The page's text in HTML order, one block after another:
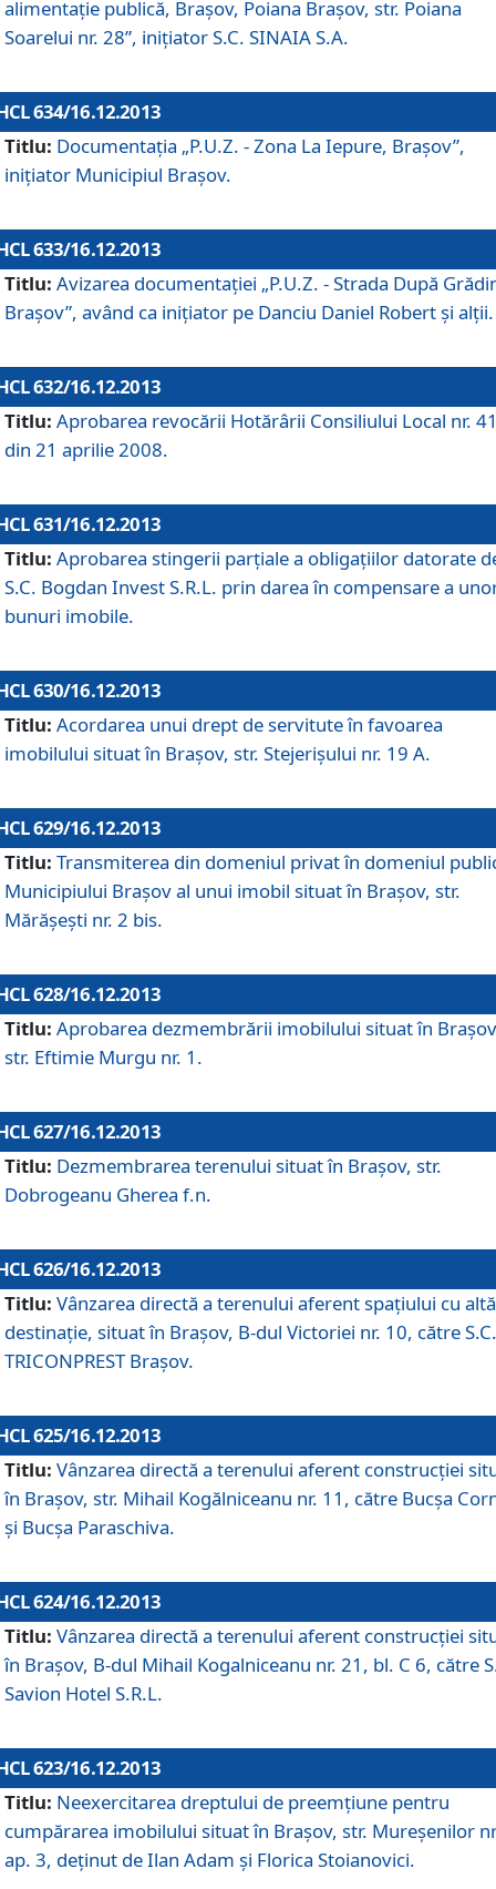
alimentaţie publică, Braşov, Poiana Braşov, str. Poiana
Soarelui nr. 28”, iniţiator S.C. SINAIA S.A.
634/16.12.2013
Titlu: Documentaţia „P.U.Z. - Zona La Iepure, Braşov”,
iniţiator Municipiul Braşov.
633/16.12.2013
Titlu: Avizarea documentaţiei „P.U.Z. - Strada După
Braşov”, având ca iniţiator pe Danciu Daniel Robert şi alţii.
632/16.12.2013
Titlu: Aprobarea revocării Hotărârii Consiliului Local nr.
din 21 aprilie 2008.
631/16.12.2013
Titlu: Aprobarea stingerii parţiale a obligaţiilor datorate
S.C. Bogdan Invest S.R.L. prin darea în compensare a
bunuri imobile.
630/16.12.2013
Titlu: Acordarea unui drept de servitute în favoarea
imobilului situat în Braşov, str. Stejerişului nr. 19 A.
629/16.12.2013
Titlu: Transmiterea din domeniul privat în domeniul
Municipiului Braşov al unui imobil situat în Braşov, str.
Mărăşeşti nr. 2 bis.
628/16.12.2013
Titlu: Aprobarea dezmembrării imobilului situat în
str. Eftimie Murgu nr. 1.
627/16.12.2013
Titlu: Dezmembrarea terenului situat în Braşov, str.
Dobrogeanu Gherea f.n.
626/16.12.2013
Titlu: Vânzarea directă a terenului aferent spaţiului cu altă
destinaţie, situat în Braşov, B-dul Victoriei nr. 10, către S.C.
TRICONPREST Braşov.
625/16.12.2013
Titlu: Vânzarea directă a terenului aferent construcţiei
în Braşov, str. Mihail Kogălniceanu nr. 11, către Bucşa
şi Bucşa Paraschiva.
624/16.12.2013
Titlu: Vânzarea directă a terenului aferent construcţiei
în Braşov, B-dul Mihail Kogalniceanu nr. 21, bl. C 6, către
Savion Hotel S.R.L.
623/16.12.2013
Titlu: Neexercitarea dreptului de preemţiune pentru
cumpărarea imobilului situat în Braşov, str. Mureşenilor
ap. 3, deţinut de Ilan Adam şi Florica Stoianovici.